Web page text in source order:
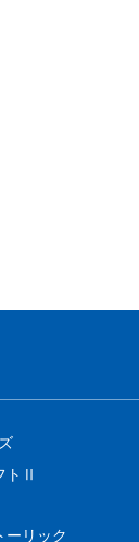
トⅡ
リック